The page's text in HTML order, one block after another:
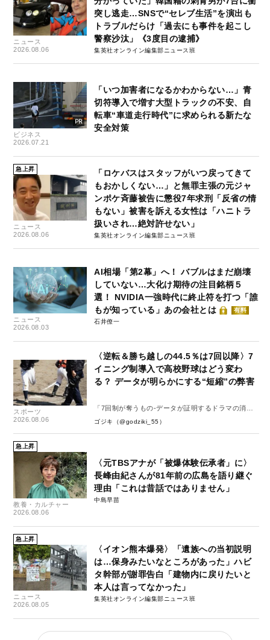
ニュース
2026.08.06
突し逃走…SNSで“セレブ生活”を演出も
トラブルだらけ「過去にも事件を起こし
警察沙汰」《3度目の逮捕》
集英社オンライン編集部ニュース班
ビジネス
2026.07.21
「いつ加害者になるかわからない…」青
切符導入で増す大型トラックの不安、自
転車“車道走行時代”に求められる新たな
安全対策
急上昇
ニュース
2026.08.06
「ロケバスはスタッフがいつ戻ってきて
もおかしくない…」と無罪主張の元ジャ
ンポケ斉藤被告に懲役7年求刑「反省の情
もない」被害を訴える女性は「ハニトラ
扱いされ…絶対許せない」
集英社オンライン編集部ニュース班
ニュース
2026.08.03
AI相場「第2幕」へ！ バブルはまだ崩壊
していない…大化け期待の注目銘柄５
選！ NVIDIA一強時代に終止符を打つ「誰
もが知っている」あの会社とは
有料
石井僚一
スポーツ
2026.08.06
〈逆転＆勝ち越しの44.5％は7回以降〉7
イニング制導入で高校野球はどう変わ
る？ データが明らかにする“短縮”の弊害
「7回制が奪うもの-データが証明するドラマの消
失-」
ゴジキ（@godziki_55）
急上昇
教養・カルチャー
2026.08.06
〈元TBSアナが「被爆体験伝承者」に〉
長峰由紀さんが81年前の広島を語り継ぐ
理由「これは昔話ではありません」
中島早苗
急上昇
ニュース
2026.08.05
〈イオン熊本爆発〉「遺族への当初説明
は…保身みたいなところがあった」ハビ
タ幹部が謝罪告白「建物内に戻りたいと
本人は言ってなかった」
集英社オンライン編集部ニュース班